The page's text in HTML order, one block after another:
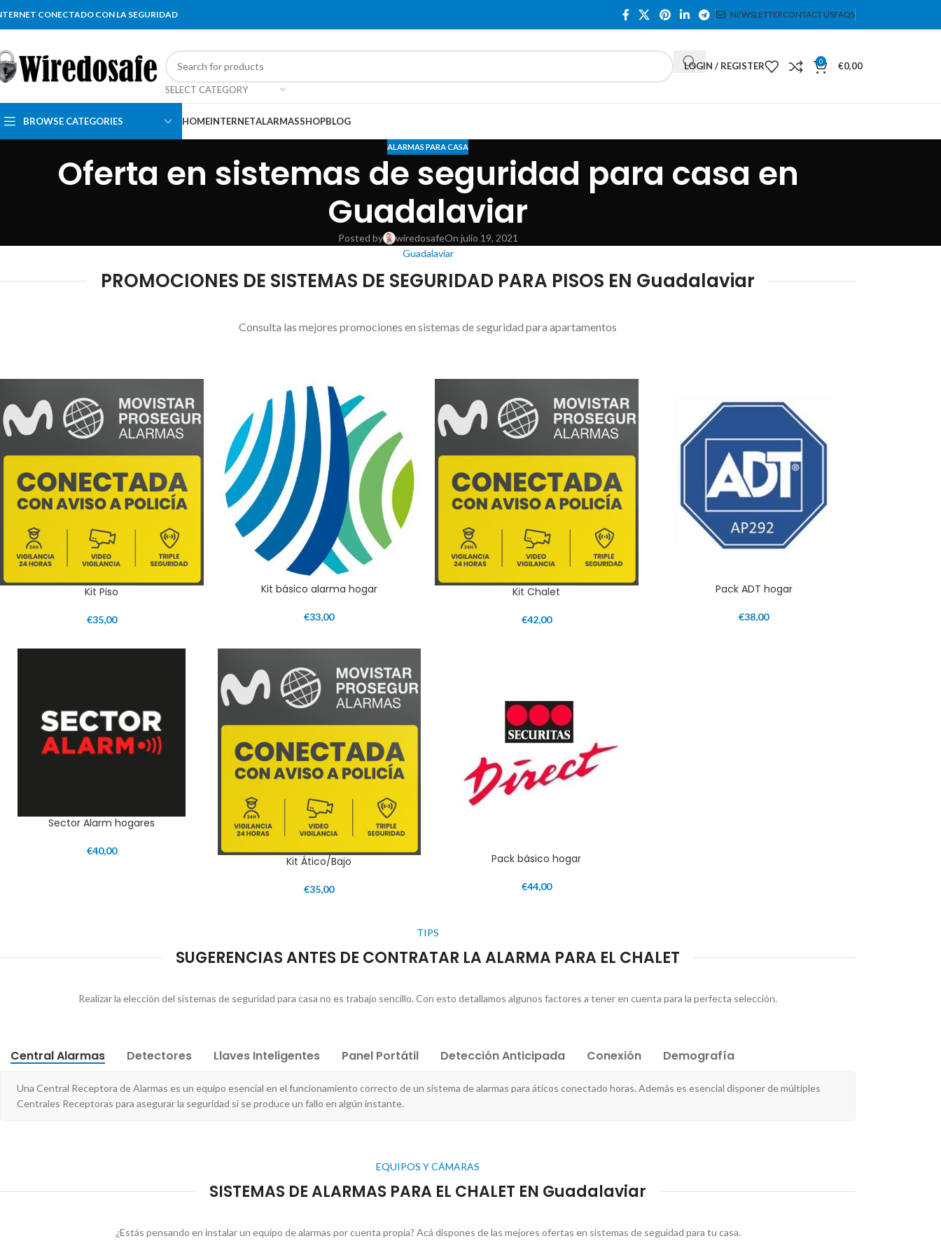
CONECTADO CON LA SEGURIDAD NEWSLETTERCONTACT USFAQS
SELECT CATEGORY
LOGIN / REGISTER 0 €0,00
BROWSE CATEGORIES HOMEINTERNETALARMASSHOPBLOG
ALARMAS PARA CASA
Oferta en sistemas de seguridad para casa en
Guadalaviar
Posted by wiredosafeOn julio 19, 2021
Guadalaviar
PROMOCIONES DE SISTEMAS DE SEGURIDAD PARA PISOS EN Guadalaviar
Consulta las mejores promociones en sistemas de seguridad para apartamentos
Kit Piso
€35,00
Kit básico alarma hogar
€33,00
Kit Chalet
€42,00
Pack ADT hogar
€38,00
Sector Alarm hogares
€40,00
Kit Ático/Bajo
€35,00
Pack básico hogar
€44,00
TIPS
SUGERENCIAS ANTES DE CONTRATAR LA ALARMA PARA EL CHALET
Realizar la elección del sistemas de seguridad para casa no es trabajo sencillo. Con esto detallamos algunos factores a tener en cuenta para la perfecta selección.
Central Alarmas Detectores Llaves Inteligentes Panel Portátil Detección Anticipada Conexión Demografía
Una Central Receptora de Alarmas es un equipo esencial en el funcionamiento correcto de un sistema de alarmas para áticos conectado horas. Además es esencial disponer de múltiples
Centrales Receptoras para asegurar la seguridad si se produce un fallo en algún instante.
EQUIPOS Y CÁMARAS
SISTEMAS DE ALARMAS PARA EL CHALET EN Guadalaviar
¿Estás pensando en instalar un equipo de alarmas por cuenta propia? Acá dispones de las mejores ofertas en sistemas de seguidad para tu casa.